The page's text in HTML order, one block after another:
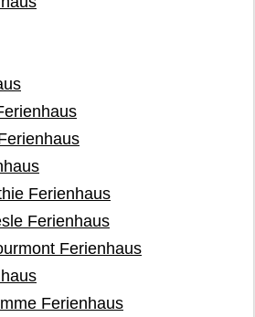
Ferienhaus
Ferienhaus
Ferienhaus
Ferienhaus